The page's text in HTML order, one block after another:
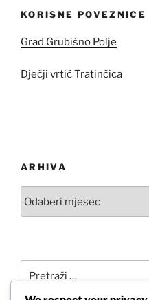
KORISNE POVEZNICE
Grad Grubišno Polje
Dječji vrtić Tratinčica
ARHIVA
Pretraži: